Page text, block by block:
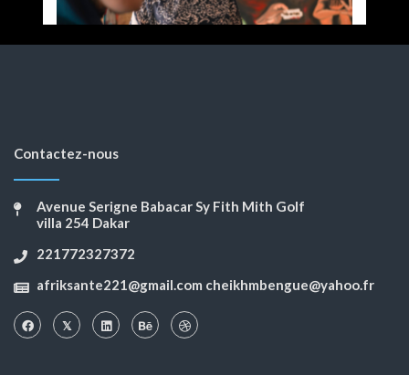
Contactez-nous
Avenue Serigne Babacar Sy Fith Mith Golf
villa 254 Dakar
221772327372
afriksante221@gmail.com cheikhmbengue@yahoo.fr